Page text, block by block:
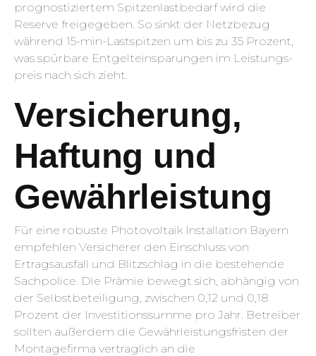
prognostiziertem Spitzenlastbedarf wird die
Reserve freigegeben. So sinkt der Netzbezug
während 15-min-Lastspitzen um bis zu 35 Prozent,
was spürbare Entgelteinsparungen im Leistungs­
preis nach sich zieht.
Versicherung,
Haftung und
Gewährleistung
Für eine robuste Photovoltaik Installation Bayern
empfehlen Versicherer den Einschluss von
Ertragsausfall und Blitzschlag in die bestehende
Sachpolice. Die Prämie bewegt sich, abhängig von
der Selbstbeteiligung, zwischen 0,12 und 0,18
Prozent der Investitionssumme pro Jahr. Betreiber
sollten außerdem die Gewährleistungsfristen der
Montagefirma vertraglich an die